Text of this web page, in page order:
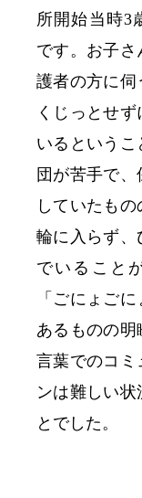
所開始当時3
です。 お子さ
護者の方に伺
くじっとせ
いるという
団が苦手で、
していたも
輪に入らず、
でいること
「ごにょご
あるものの明
言葉でのコミ
ンは難しい状
とでした 。